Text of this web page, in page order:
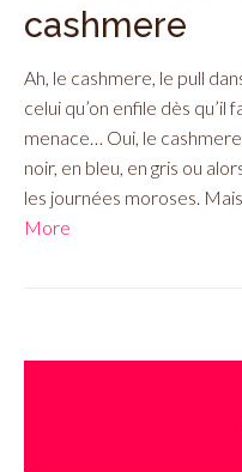
cashmere
Ah, le cashmere, le pull
celui qu’on enfile dès qu’il
menace… Oui, le
noir, en bleu, en gris ou
les journées moroses.
More